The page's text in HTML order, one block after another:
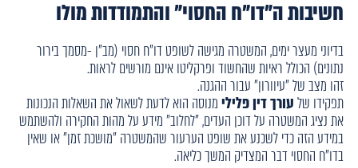
חשיבות ה"דו"ח החסוי" והתמודדות מולו
בדיוני מעצר ימים, המשטרה מגישה לשופט דו"ח חסוי (מב"ן -מסמך בירור
נתונים) הכולל ראיות שהחשוד ופרקליטו אינם מורשים לראות.
זהו מצב של "עיוורון" עבור ההגנה.
תפקידו שלעורך דין פלילימנוסה הוא לדעת לשאול את השאלות הנכונות
את נציג המשטרה על דוכן העדים, "לחלוב" מידע על מהות החקירה ולהשתמש
במידע הזה כדי לשכנע את שופט הערעור שהמשטרה "מושכת זמן" או שאין
בדו"ח החסוי דבר המצדיק המשך כליאה.